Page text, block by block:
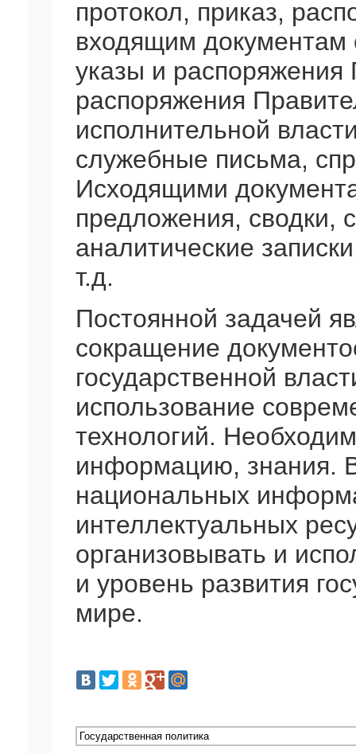
протокол, приказ,
входящим документам
указы и распоряжения
распоряжения
исполнительной
служебные письма,
Исходящими
предложения, сводки,
аналитические
т.д.
Постоянной задачей
сокращение
государственной
использование
технологий.
информацию, знания.
национальных
интеллектуальных
организовывать и
и уровень развития
мире.